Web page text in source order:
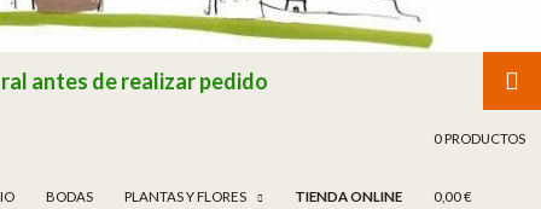
antes de realizar pedido
BODAS PLANTAS Y FLORES TIENDA ONLINE
0 PRODUCTOS
0,00 €